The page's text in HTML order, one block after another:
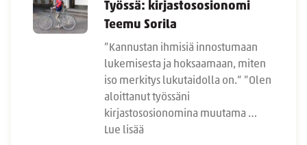
Työssä: kirjastososionomi
Teemu Sorila
”Kannustan ihmisiä innostumaan
lukemisesta ja hoksaamaan, miten
iso merkitys lukutaidolla on.” ”Olen
aloittanut työssäni
kirjastososionomina muutama …
Lue lisää